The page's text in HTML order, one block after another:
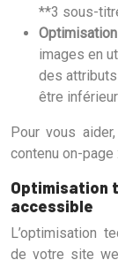
**3 sous-
images en
des
être
Pour vous
contenu on-page :
Optimisation
accessible
L’optimisation
de votre site